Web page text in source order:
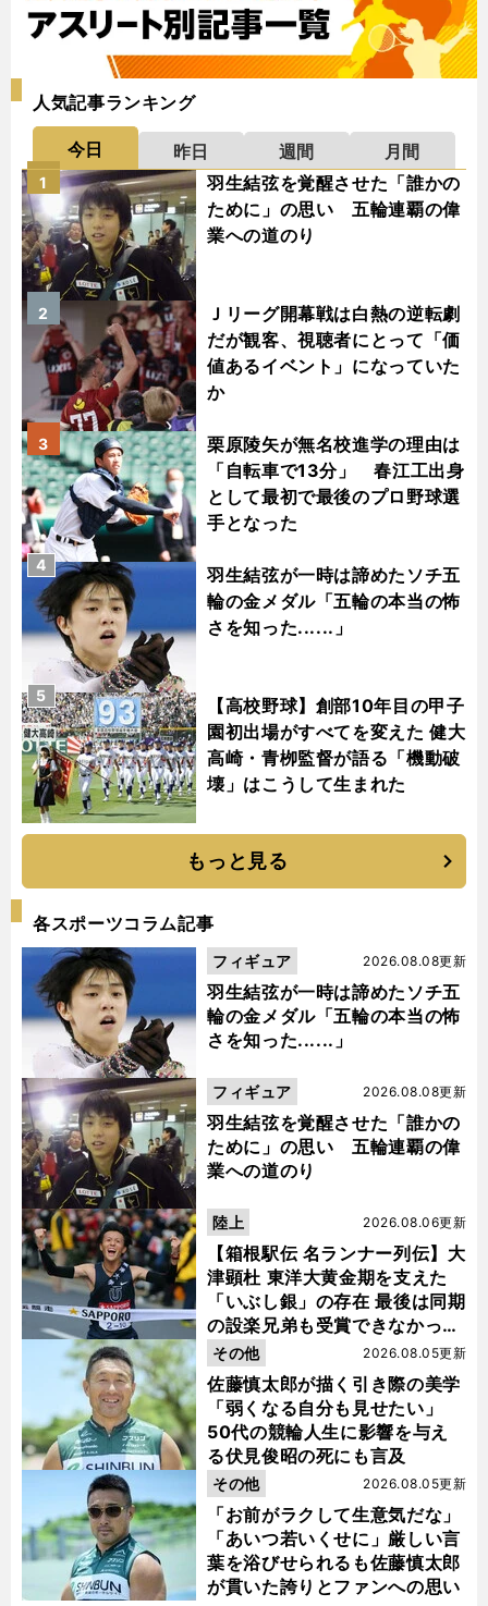
人気記事ランキング
今日 昨日 週間
月間
羽生結弦を覚醒させた「誰かの
ために」の思い 五輪連覇の偉
業への道のり
1
Ｊリーグ開幕戦は白熱の逆転劇
だが観客、視聴者にとって「価
値あるイベント」になっていた
か
2
栗原陵矢が無名校進学の理由は
「自転車で13分」 春江工出身
として最初で最後のプロ野球選
手となった
3
羽生結弦が一時は諦めたソチ五
輪の金メダル「五輪の本当の怖
さを知った......」
4
【高校野球】創部10年目の甲子
園初出場がすべてを変えた 健大
高崎・青栁監督が語る「機動破
壊」はこうして生まれた
5
もっと見る
各スポーツコラム記事
羽生結弦が一時は諦めたソチ五
輪の金メダル「五輪の本当の怖
さを知った......」
2026.08.08更新
フィギュア
羽生結弦を覚醒させた「誰かの
ために」の思い 五輪連覇の偉
業への道のり
2026.08.08更新
フィギュア
【箱根駅伝 名ランナー列伝】大
津顕杜 東洋大黄金期を支えた
「いぶし銀」の存在 最後は同期
の設楽兄弟も受賞できなかった
金栗杯に輝く
2026.08.06更新
陸上
佐藤慎太郎が描く引き際の美学
「弱くなる自分も見せたい」
50代の競輪人生に影響を与え
る伏見俊昭の死にも言及
2026.08.05更新
その他
「お前がラクして生意気だな」
「あいつ若いくせに」厳しい言
葉を浴びせられるも佐藤慎太郎
が貫いた誇りとファンへの思い
2026.08.05更新
その他